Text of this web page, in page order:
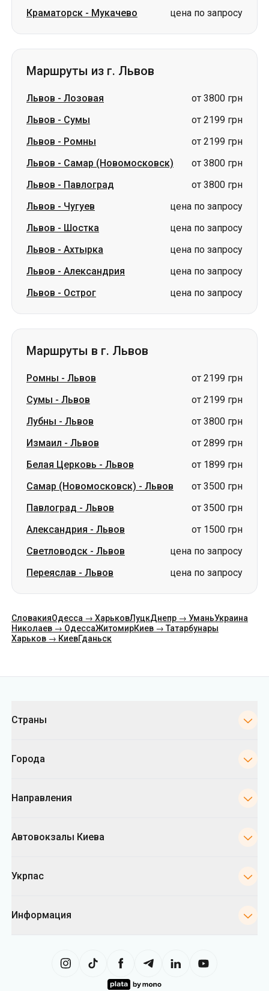
Краматорск - Мукачево цена по запросу
Маршруты из г. Львов
Львов - Лозовая
от 3800 грн
Львов - Сумы
от 2199 грн
Львов - Ромны
от 2199 грн
Львов - Самар (Новомосковск)
от 3800 грн
Львов - Павлоград
от 3800 грн
Львов - Чугуев
цена по запросу
Львов - Шостка
цена по запросу
Львов - Ахтырка
цена по запросу
Львов - Александрия
цена по запросу
Львов - Острог цена по запросу
Маршруты в г. Львов
Ромны - Львов
от 2199 грн
Сумы - Львов
от 2199 грн
Лубны - Львов
от 3800 грн
Измаил - Львов
от 2899 грн
Белая Церковь - Львов
от 1899 грн
Самар (Новомосковск) - Львов
от 3500 грн
Павлоград - Львов
от 3500 грн
Александрия - Львов
от 1500 грн
Светловодск - Львов
цена по запросу
Переяслав - Львов цена по запросу
СловакияОдесса → ХарьковЛуцкДнепр → УманьУкраина
Николаев → ОдессаЖитомирКиев → Татарбунары
Харьков → КиевГданьск
Страны
Города
Направления
Автовокзалы Киева
Укрпас
Информация